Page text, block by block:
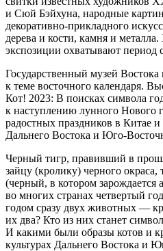
и Сюй Бэйхуна, народные
декоративно-прикладного
дерева и кости, камня и
экспозиции охватывают период
Государственный музей
к теме восточного календаря.
Кот! 2023: В поисках символа
к наступлению лунного Нового
радостных праздников в Китае и
Дальнего Востока и Юго-
Черный тигр, правивший в
зайцу (кролику) черного
(черный, в котором
во многих странах четвертый
годом сразу двух животных —
их два? Кто из них станет
И какими были образы котов и
культурах Дальнего Востока и